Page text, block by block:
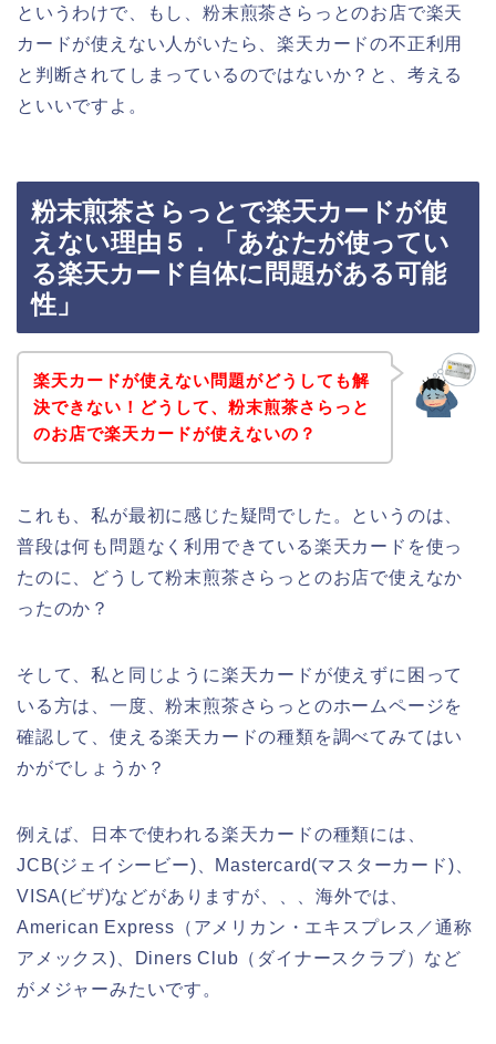
というわけで、もし、粉末煎茶さらっとのお店で楽天
カードが使えない人がいたら、楽天カードの不正利用
と判断されてしまっているのではないか？と、考える
といいですよ。
粉末煎茶さらっとで楽天カードが使
えない理由５．「あなたが使ってい
る楽天カード自体に問題がある可能
性」
楽天カードが使えない問題がどうしても解
決できない！どうして、粉末煎茶さらっと
のお店で楽天カードが使えないの？
これも、私が最初に感じた疑問でした。というのは、
普段は何も問題なく利用できている楽天カードを使っ
たのに、どうして粉末煎茶さらっとのお店で使えなか
ったのか？
そして、私と同じように楽天カードが使えずに困って
いる方は、一度、粉末煎茶さらっとのホームページを
確認して、使える楽天カードの種類を調べてみてはい
かがでしょうか？
例えば、日本で使われる楽天カードの種類には、
JCB(ジェイシービー)、Mastercard(マスターカード)、
VISA(ビザ)などがありますが、、、海外では、
American Express（アメリカン・エキスプレス／通称
アメックス)、Diners Club（ダイナースクラブ）など
がメジャーみたいです。